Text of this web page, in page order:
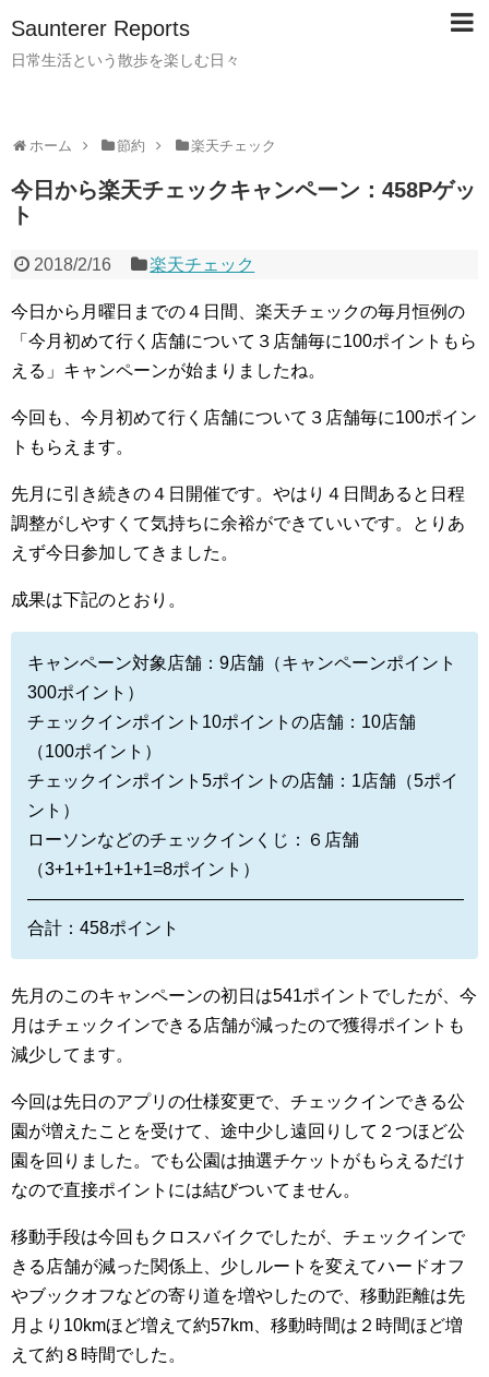
Saunterer Reports
日常生活という散歩を楽しむ日々
ホーム 節約 楽天チェック
今日から楽天チェックキャンペーン：458Pゲッ
ト
2018/2/16 楽天チェック
今日から月曜日までの４日間、楽天チェックの毎月恒例の
「今月初めて行く店舗について３店舗毎に100ポイントもら
える」キャンペーンが始まりましたね。
今回も、今月初めて行く店舗について３店舗毎に100ポイン
トもらえます。
先月に引き続きの４日開催です。やはり４日間あると日程
調整がしやすくて気持ちに余裕ができていいです。とりあ
えず今日参加してきました。
成果は下記のとおり。
キャンペーン対象店舗：9店舗（キャンペーンポイント
300ポイント）
チェックインポイント10ポイントの店舗：10店舗
（100ポイント）
チェックインポイント5ポイントの店舗：1店舗（5ポイ
ント）
ローソンなどのチェックインくじ：６店舗
（3+1+1+1+1+1=8ポイント）
—————————————————————————
合計：458ポイント
先月のこのキャンペーンの初日は541ポイントでしたが、今
月はチェックインできる店舗が減ったので獲得ポイントも
減少してます。
今回は先日のアプリの仕様変更で、チェックインできる公
園が増えたことを受けて、途中少し遠回りして２つほど公
園を回りました。でも公園は抽選チケットがもらえるだけ
なので直接ポイントには結びついてません。
移動手段は今回もクロスバイクでしたが、チェックインで
きる店舗が減った関係上、少しルートを変えてハードオフ
やブックオフなどの寄り道を増やしたので、移動距離は先
月より10kmほど増えて約57km、移動時間は２時間ほど増
えて約８時間でした。